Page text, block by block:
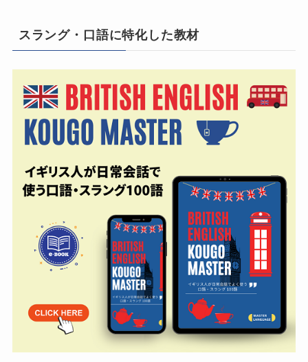
スラング・口語に特化した教材